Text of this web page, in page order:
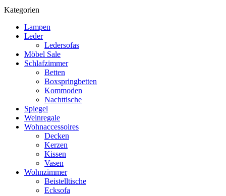
Kategorien
Lampen
Leder
Ledersofas
Möbel Sale
Schlafzimmer
Betten
Boxspringbetten
Kommoden
Nachttische
Spiegel
Weinregale
Wohnaccessoires
Decken
Kerzen
Kissen
Vasen
Wohnzimmer
Beistelltische
Ecksofa